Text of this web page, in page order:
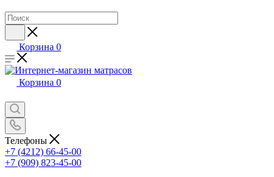
Корзина 0
Корзина 0
Телефоны
+7 (4212) 66-45-00
+7 (909) 823-45-00